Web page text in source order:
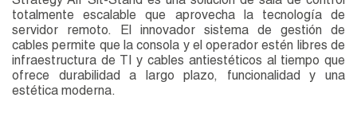
totalmente escalable que aprovecha la tecnología de
servidor remoto. El innovador sistema de gestión de
cables permite que la consola y el operador estén libres de
infraestructura de TI y cables antiestéticos al tiempo que
ofrece durabilidad a largo plazo, funcionalidad y una
estética moderna.